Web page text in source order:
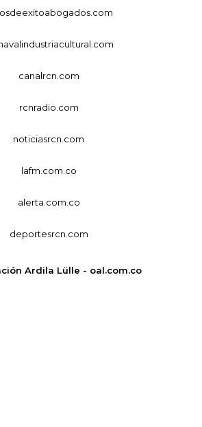
canalrcn.com
rcnradio.com
noticiasrcn.com
lafm.com.co
alerta.com.co
deportesrcn.com
Ardila Lülle - oal.com.co